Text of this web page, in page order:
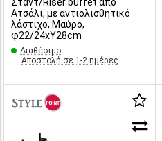
Ατσάλι, με αντιολισθητικό
λάστιχο, Μαύρο,
φ22/24xΥ28cm
Διαθέσιμο
Αποστολή σε 1-2 ημέρες